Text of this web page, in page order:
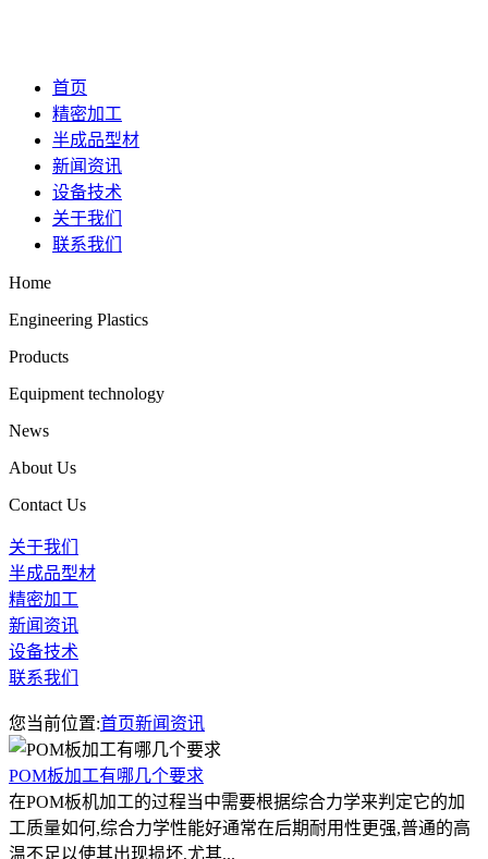
首页
精密加工
半成品型材
新闻资讯
设备技术
关于我们
联系我们
Home
Engineering Plastics
Products
Equipment technology
News
About Us
Contact Us
关于我们
半成品型材
精密加工
新闻资讯
设备技术
联系我们
您当前位置:首页新闻资讯
POM板加工有哪几个要求
在POM板机加工的过程当中需要根据综合力学来判定它的加
工质量如何,综合力学性能好通常在后期耐用性更强,普通的高
温不足以使其出现损坏,尤其...